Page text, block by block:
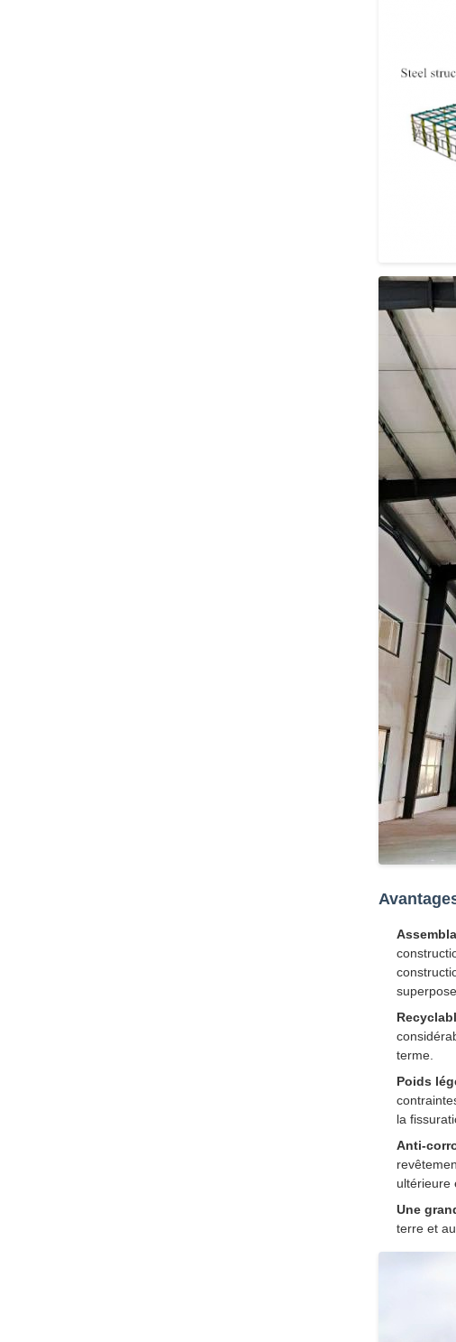
terme.
Poids
la
Anti-
ultérieure
Une
terre et